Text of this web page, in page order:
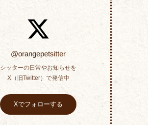
@orangepetsitter
シッターの日常やお知らせを
X（旧Twitter）で発信中
Xでフォローする